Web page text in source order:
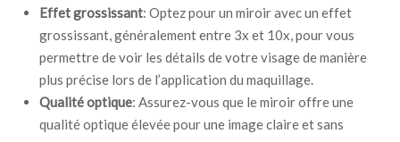
Effet grossissant: Optez pour un miroir avec un effet
grossissant, généralement entre 3x et 10x, pour vous
permettre de voir les détails de votre visage de manière
plus précise lors de l’application du maquillage.
Qualité optique: Assurez-vous que le miroir offre une
qualité optique élevée pour une image claire et sans